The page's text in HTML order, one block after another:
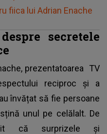
fiica lui Adrian Enache
secretele
, prezentatoarea TV
reciproc și a
învățat să fie persoane
unul pe celălalt. De
că surprizele și